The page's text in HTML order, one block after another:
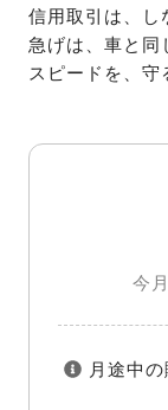
信用取引は、し
急げは、車と同
スピードを、守
今
月途中の